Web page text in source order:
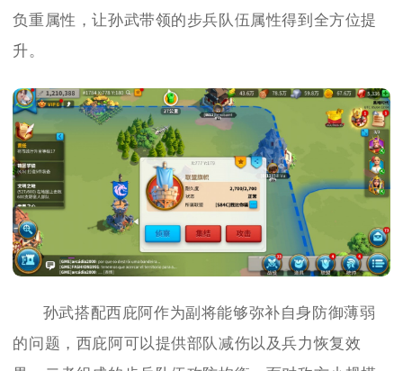
负重属性，让孙武带领的步兵队伍属性得到全方位提
升。
孙武搭配西庇阿作为副将能够弥补自身防御薄弱
的问题，西庇阿可以提供部队减伤以及兵力恢复效